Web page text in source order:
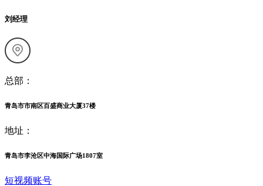
刘经理
总部：
青岛市市南区百盛商业大厦37楼
地址：
青岛市李沧区中海国际广场1807室
短视频账号